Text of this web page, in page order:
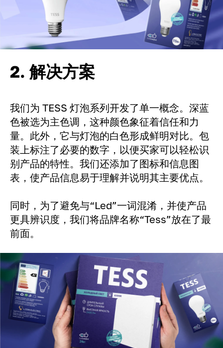
2. 解决方案
我们为 TESS 灯泡系列开发了单一概念。深蓝
色被选为主色调，这种颜色象征着信任和力
量。此外，它与灯泡的白色形成鲜明对比。包
装上标注了必要的数字，以便买家可以轻松识
别产品的特性。我们还添加了图标和信息图
表，使产品信息易于理解并说明其主要优点。
同时，为了避免与“Led”一词混淆，并使产品
更具辨识度，我们将品牌名称“Tess”放在了最
前面。